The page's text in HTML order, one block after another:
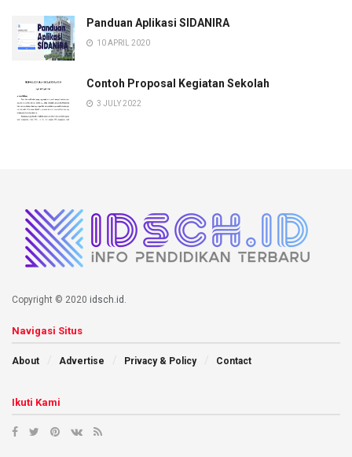
Panduan Aplikasi SIDANIRA
10 APRIL 2020
Contoh Proposal Kegiatan Sekolah
3 JULY 2022
Copyright © 2020 idsch.id
Navigasi Situs
About Advertise Privacy & Policy Contact
Ikuti Kami